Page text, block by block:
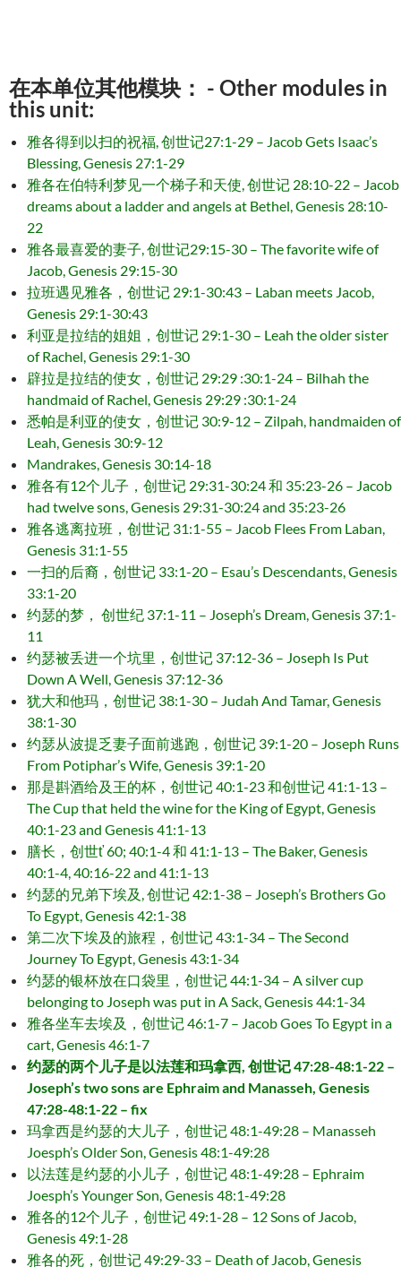
在本单位其他模块： - Other modules in
this unit:
雅各得到以扫的祝福, 创世记27:1-29 – Jacob Gets Isaac’s
Blessing, Genesis 27:1-29
雅各在伯特利梦见一个梯子和天使, 创世记 28:10-22 – Jacob
dreams about a ladder and angels at Bethel, Genesis 28:10-
22
雅各最喜爱的妻子, 创世记29:15-30 – The favorite wife of
Jacob, Genesis 29:15-30
拉班遇见雅各，创世记 29:1-30:43 – Laban meets Jacob,
Genesis 29:1-30:43
利亚是拉结的姐姐，创世记 29:1-30 – Leah the older sister
of Rachel, Genesis 29:1-30
辟拉是拉结的使女，创世记 29:29 :30:1-24 – Bilhah the
handmaid of Rachel, Genesis 29:29 :30:1-24
悉帕是利亚的使女，创世记 30:9-12 – Zilpah, handmaiden of
Leah, Genesis 30:9-12
Mandrakes, Genesis 30:14-18
雅各有12个儿子，创世记 29:31-30:24 和 35:23-26 – Jacob
had twelve sons, Genesis 29:31-30:24 and 35:23-26
雅各逃离拉班，创世记 31:1-55 – Jacob Flees From Laban,
Genesis 31:1-55
一扫的后裔，创世记 33:1-20 – Esau’s Descendants, Genesis
33:1-20
约瑟的梦， 创世纪 37:1-11 – Joseph’s Dream, Genesis 37:1-
11
约瑟被丢进一个坑里，创世记 37:12-36 – Joseph Is Put
Down A Well, Genesis 37:12-36
犹大和他玛，创世记 38:1-30 – Judah And Tamar, Genesis
38:1-30
约瑟从波提乏妻子面前逃跑，创世记 39:1-20 – Joseph Runs
From Potiphar’s Wife, Genesis 39:1-20
那是斟酒给及王的杯，创世记 40:1-23 和创世记 41:1-13 –
The Cup that held the wine for the King of Egypt, Genesis
40:1-23 and Genesis 41:1-13
膳长，创世ť 60; 40:1-4 和 41:1-13 – The Baker, Genesis
40:1-4, 40:16-22 and 41:1-13
约瑟的兄弟下埃及, 创世记 42:1-38 – Joseph’s Brothers Go
To Egypt, Genesis 42:1-38
第二次下埃及的旅程，创世记 43:1-34 – The Second
Journey To Egypt, Genesis 43:1-34
约瑟的银杯放在口袋里，创世记 44:1-34 – A silver cup
belonging to Joseph was put in A Sack, Genesis 44:1-34
雅各坐车去埃及，创世记 46:1-7 – Jacob Goes To Egypt in a
cart, Genesis 46:1-7
约瑟的两个儿子是以法莲和玛拿西, 创世记 47:28-48:1-22 –
Joseph’s two sons are Ephraim and Manasseh, Genesis
47:28-48:1-22 – fix
玛拿西是约瑟的大儿子，创世记 48:1-49:28 – Manasseh
Joesph’s Older Son, Genesis 48:1-49:28
以法莲是约瑟的小儿子，创世记 48:1-49:28 – Ephraim
Joesph’s Younger Son, Genesis 48:1-49:28
雅各的12个儿子，创世记 49:1-28 – 12 Sons of Jacob,
Genesis 49:1-28
雅各的死，创世记 49:29-33 – Death of Jacob, Genesis